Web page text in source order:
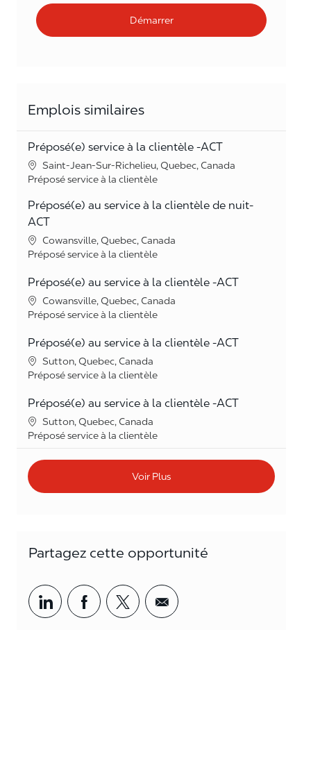
Démarrer
Emplois similaires
Préposé(e) service à la clientèle -ACT
LieuSaint-Jean-Sur-Richelieu, Quebec, Canada
Catégorie
Préposé service à la clientèle
Préposé(e) au service à la clientèle de nuit-
ACT
LieuCowansville, Quebec, Canada
Catégorie
Préposé service à la clientèle
Préposé(e) au service à la clientèle -ACT
LieuCowansville, Quebec, Canada
Catégorie
Préposé service à la clientèle
Préposé(e) au service à la clientèle -ACT
LieuSutton, Quebec, Canada
Catégorie
Préposé service à la clientèle
Préposé(e) au service à la clientèle -ACT
LieuSutton, Quebec, Canada
Catégorie
Préposé service à la clientèle
Voir Plus
Partagez cette opportunité
Partager par LinkedIn
Partager par Facebook
<span<span